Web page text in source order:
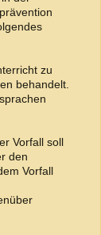
zu
behandelt.
Vorfall soll
den
Vorfall